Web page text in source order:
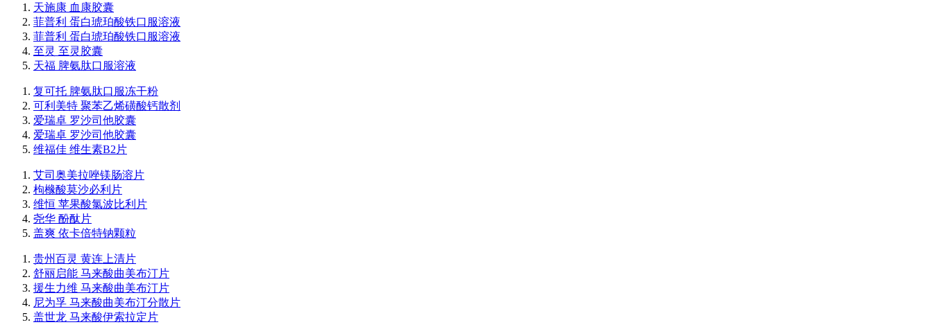
天施康 血康胶囊
菲普利 蛋白琥珀酸铁口服溶液
菲普利 蛋白琥珀酸铁口服溶液
至灵 至灵胶囊
天福 脾氨肽口服溶液
复可托 脾氨肽口服冻干粉
可利美特 聚苯乙烯磺酸钙散剂
爱瑞卓 罗沙司他胶囊
爱瑞卓 罗沙司他胶囊
维福佳 维生素B2片
艾司奥美拉唑镁肠溶片
枸橼酸莫沙必利片
维恒 苹果酸氯波比利片
尧华 酚酞片
盖爽 依卡倍特钠颗粒
贵州百灵 黄连上清片
舒丽启能 马来酸曲美布汀片
援生力维 马来酸曲美布汀片
尼为孚 马来酸曲美布汀分散片
盖世龙 马来酸伊索拉定片